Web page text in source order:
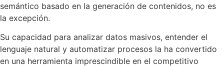
semántico basado en la generación de contenidos, no es
la excepción.
Su capacidad para analizar datos masivos, entender el
lenguaje natural y automatizar procesos la ha convertido
en una herramienta imprescindible en el competitivo